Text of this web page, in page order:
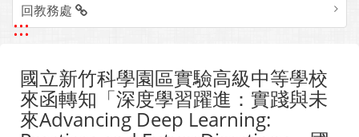
回教務處
:::
國立新竹科學園區實驗高級中等學校
來函轉知「深度學習躍進：實踐與未
來Advancing Deep Learning: